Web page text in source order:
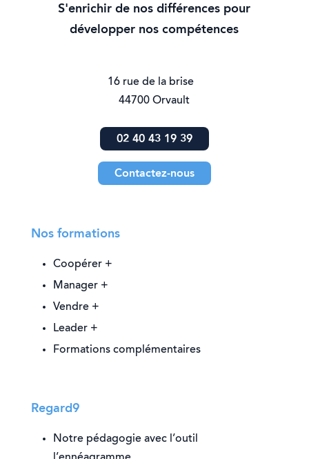
S'enrichir de nos différences pour
développer nos compétences
16 rue de la brise
44700 Orvault
02 40 43 19 39
Contactez-nous
Nos formations
Coopérer +
Manager +
Vendre +
Leader +
Formations complémentaires
Regard9
Notre pédagogie avec l’outil